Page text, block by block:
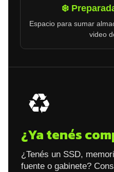
❄️
Espacio para sumar
video
♻️
¿Ya tenés
¿Tenés un SSD,
fuente o gabinete?